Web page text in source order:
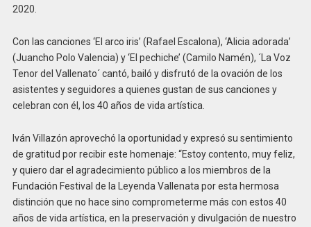
2020.
Con las canciones ‘El arco iris’ (Rafael Escalona), ‘Alicia adorada’
(Juancho Polo Valencia) y ‘El pechiche’ (Camilo Namén), ´La Voz
Tenor del Vallenato´ cantó, bailó y disfrutó de la ovación de los
asistentes y seguidores a quienes gustan de sus canciones y
celebran con él, los 40 años de vida artística.
Iván Villazón aprovechó la oportunidad y expresó su sentimiento
de gratitud por recibir este homenaje: “Estoy contento, muy feliz,
y quiero dar el agradecimiento público a los miembros de la
Fundación Festival de la Leyenda Vallenata por esta hermosa
distinción que no hace sino comprometerme más con estos 40
años de vida artística, en la preservación y divulgación de nuestro